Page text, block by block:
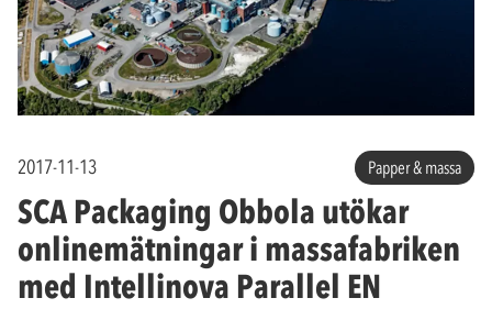
2017-11-13 Papper & massa
SCA Packaging Obbola utökar
onlinemätningar i massafabriken
med Intellinova Parallel EN